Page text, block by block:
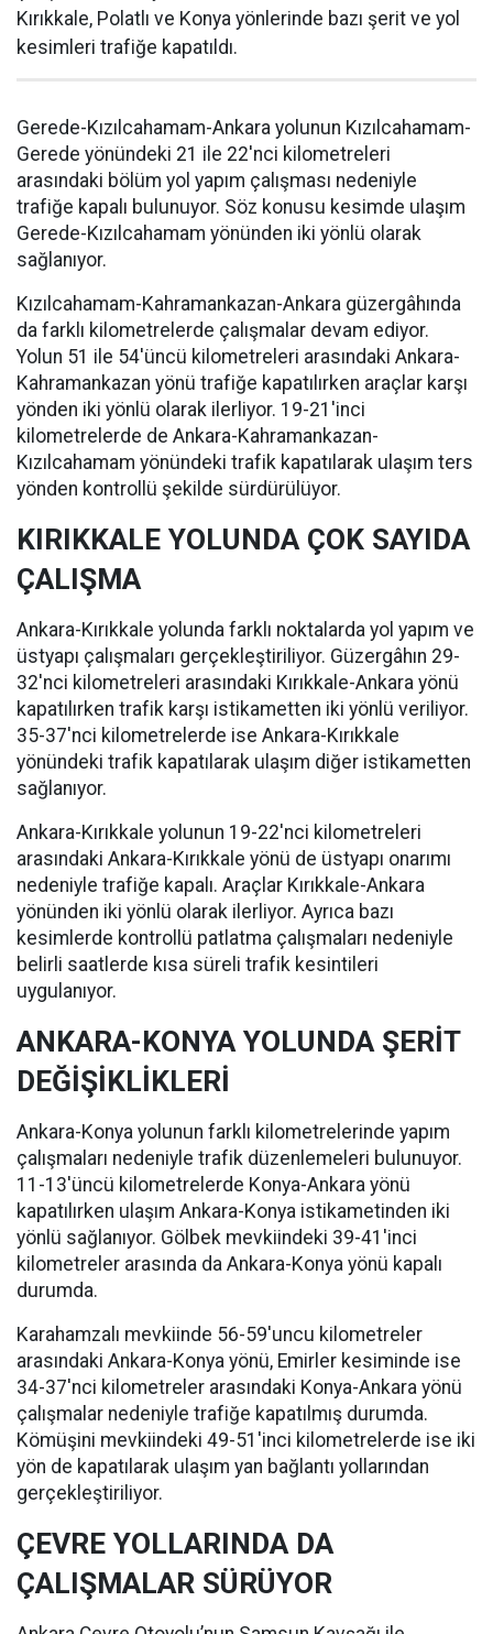
Kırıkkale, Polatlı ve Konya yönlerinde bazı şerit ve yol
kesimleri trafiğe kapatıldı.
Gerede-Kızılcahamam-Ankara yolunun Kızılcahamam-
Gerede yönündeki 21 ile 22'nci kilometreleri
arasındaki bölüm yol yapım çalışması nedeniyle
trafiğe kapalı bulunuyor. Söz konusu kesimde ulaşım
Gerede-Kızılcahamam yönünden iki yönlü olarak
sağlanıyor.
Kızılcahamam-Kahramankazan-Ankara güzergâhında
da farklı kilometrelerde çalışmalar devam ediyor.
Yolun 51 ile 54'üncü kilometreleri arasındaki Ankara-
Kahramankazan yönü trafiğe kapatılırken araçlar karşı
yönden iki yönlü olarak ilerliyor. 19-21'inci
kilometrelerde de Ankara-Kahramankazan-
Kızılcahamam yönündeki trafik kapatılarak ulaşım ters
yönden kontrollü şekilde sürdürülüyor.
KIRIKKALE YOLUNDA ÇOK SAYIDA
ÇALIŞMA
Ankara-Kırıkkale yolunda farklı noktalarda yol yapım ve
üstyapı çalışmaları gerçekleştiriliyor. Güzergâhın 29-
32'nci kilometreleri arasındaki Kırıkkale-Ankara yönü
kapatılırken trafik karşı istikametten iki yönlü veriliyor.
35-37'nci kilometrelerde ise Ankara-Kırıkkale
yönündeki trafik kapatılarak ulaşım diğer istikametten
sağlanıyor.
Ankara-Kırıkkale yolunun 19-22'nci kilometreleri
arasındaki Ankara-Kırıkkale yönü de üstyapı onarımı
nedeniyle trafiğe kapalı. Araçlar Kırıkkale-Ankara
yönünden iki yönlü olarak ilerliyor. Ayrıca bazı
kesimlerde kontrollü patlatma çalışmaları nedeniyle
belirli saatlerde kısa süreli trafik kesintileri
uygulanıyor.
ANKARA-KONYA YOLUNDA ŞERİT
DEĞİŞİKLİKLERİ
Ankara-Konya yolunun farklı kilometrelerinde yapım
çalışmaları nedeniyle trafik düzenlemeleri bulunuyor.
11-13'üncü kilometrelerde Konya-Ankara yönü
kapatılırken ulaşım Ankara-Konya istikametinden iki
yönlü sağlanıyor. Gölbek mevkiindeki 39-41'inci
kilometreler arasında da Ankara-Konya yönü kapalı
durumda.
Karahamzalı mevkiinde 56-59'uncu kilometreler
arasındaki Ankara-Konya yönü, Emirler kesiminde ise
34-37'nci kilometreler arasındaki Konya-Ankara yönü
çalışmalar nedeniyle trafiğe kapatılmış durumda.
Kömüşini mevkiindeki 49-51'inci kilometrelerde ise iki
yön de kapatılarak ulaşım yan bağlantı yollarından
gerçekleştiriliyor.
ÇEVRE YOLLARINDA DA
ÇALIŞMALAR SÜRÜYOR